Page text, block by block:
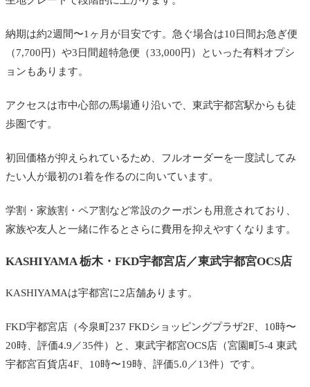
納期は約2週間〜1ヶ月が目安です。急ぐ場合は10日間お急ぎ便
（7,700円）や3日間超特急便（33,000円）といった有料オプシ
ョンもあります。
アクセスは市中心部の馬場通り沿いで、東武宇都宮駅からも徒
歩圏です。
初回価格が抑えられているため、フルオーダーを一度試してみ
たい人が最初の1着を作るのに向いています。
学割・家族割・ペア割など常設のクーポンも用意されており、
家族や友人と一緒に作るとさらに費用を抑えやすくなります。
KASHIYAMA 栃木・FKD宇都宮店／東武宇都宮OCS店
KASHIYAMAは宇都宮に2店舗あります。
FKD宇都宮店（今泉町237 FKDショッピングプラザ2F、10時〜
20時、評価4.9／35件）と、東武宇都宮OCS店（宮園町5-4 東武
宇都宮百貨店4F、10時〜19時、評価5.0／13件）です。